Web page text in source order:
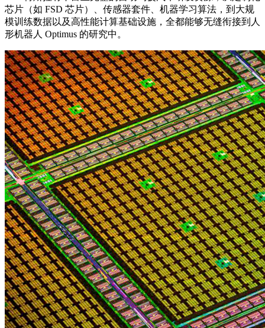
芯片（如 FSD 芯片）、传感器套件、机器学习算法，到大规
模训练数据以及高性能计算基础设施，全都能够无缝衔接到人
形机器人 Optimus 的研究中。